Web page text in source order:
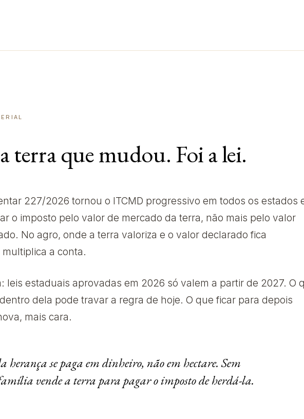
terra que mudou. Foi a lei.
227/2026 tornou o ITCMD progressivo em todos os estados
o imposto pelo valor de mercado da terra, não mais pelo valor
No agro, onde a terra valoriza e o valor declarado fica
a conta.
leis estaduais aprovadas em 2026 só valem a partir de 2027. O
dela pode travar a regra de hoje. O que ficar para depois
mais cara.
herança se paga em dinheiro, não em hectare. Sem
vende a terra para pagar o imposto de herdá-la.